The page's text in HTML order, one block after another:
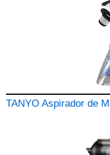
TANYO Aspirador de